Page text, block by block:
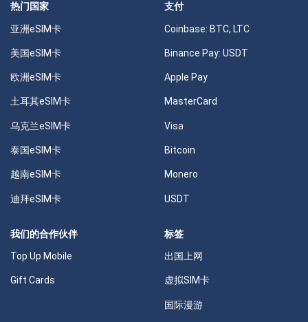
热门国家
亚洲eSIM卡
美国eSIM卡
欧洲eSIM卡
土耳其eSIM卡
乌克兰eSIM卡
泰国eSIM卡
越南eSIM卡
迪拜eSIM卡
支付
Coinbase: BTC, LTC
Binance Pay: USDT
Apple Pay
MasterCard
Visa
Bitcoin
Monero
USDT
我们的合作伙伴
Top Up Mobile
Gift Cards
标签
出国上网
虚拟SIM卡
国际漫游